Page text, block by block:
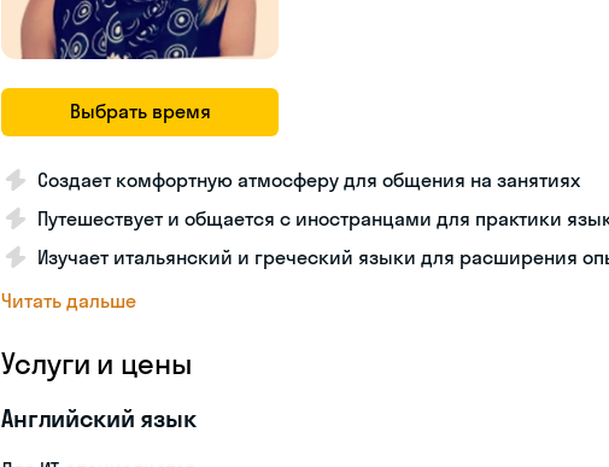
Выбрать время
Создает комфортную атмосферу для общения на занятиях
Путешествует и общается с иностранцами для практики
Изучает итальянский и греческий языки для расширения
Читать дальше
Услуги и цены
Английский язык